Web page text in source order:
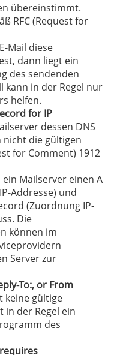
übereinstimmt.
RFC (Request for
Mail diese
dann liegt ein
des sendenden
kann in der Regel nur
helfen.
for IP
dessen DNS
nicht die gültigen
for Comment) 1912
Mailserver einen A
Addresse) und
(Zuordnung IP-
Die
können im
Server zur
To:, or From
keine gültige
in der Regel ein
des